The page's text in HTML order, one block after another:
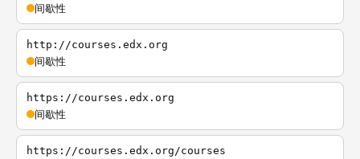
间歇性
http://courses.edx.org
间歇性
https://courses.edx.org
间歇性
https://courses.edx.org/courses